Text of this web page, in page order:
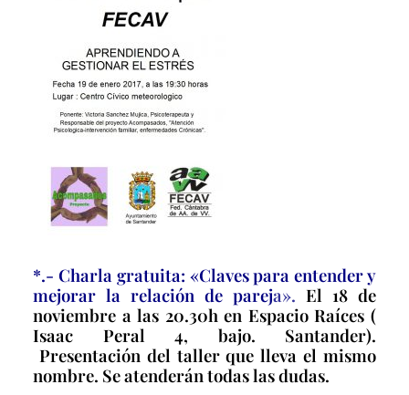
*.- Charla gratuita: «Claves para entender y
mejorar la relación de pareja». El 18 de
noviembre a las 20.30h en Espacio Raíces (
Isaac Peral 4, bajo. Santander).
Presentación del taller que lleva el mismo
nombre. Se atenderán todas las dudas.